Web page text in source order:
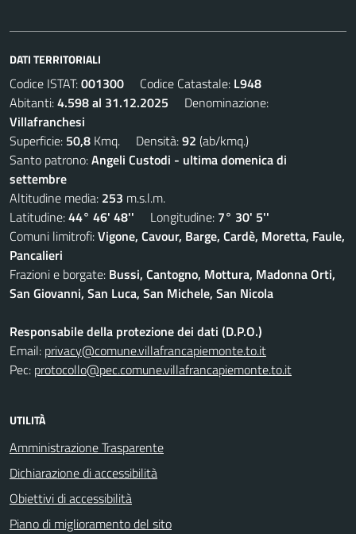
DATI TERRITORIALI
Codice ISTAT:001300 Codice Catastale: L948
Abitanti:4.598 al 31.12.2025 Denominazione:
Villafranchesi
Superficie: 50,8 Kmq. Densità:92 (ab/kmq.)
Santo patrono:Angeli Custodi - ultima domenica di
settembre
Altitudine media: 253 m.s.l.m.
Latitudine:44° 46' 48'' Longitudine: 7° 30' 5''
Comuni limitrofi:Vigone, Cavour, Barge, Cardè, Moretta, Faule,
Pancalieri
Frazioni e borgate: Bussi, Cantogno, Mottura, Madonna Orti,
San Giovanni, San Luca, San Michele, San Nicola
Responsabile della protezione dei dati (D.P.O.)
Email: privacy@comune.villafrancapiemonte.to.it
Pec: protocollo@pec.comune.villafrancapiemonte.to.it
UTILITÀ
Amministrazione Trasparente
Dichiarazione di accessibilità
Obiettivi di accessibilità
Piano di miglioramento del sito